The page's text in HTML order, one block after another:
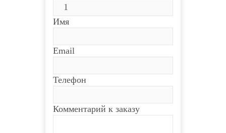
Имя
Email
Телефон
Комментарий к заказу